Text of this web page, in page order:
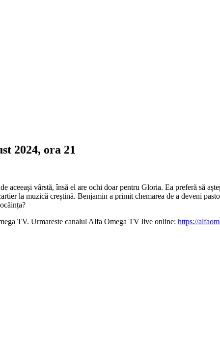
2024, ora 21
aceeași vârstă, însă el are ochi doar pentru Gloria. Ea preferă să
la muzică creștină. Benjamin a primit chemarea de a deveni
TV. Urmareste canalul Alfa Omega TV live online: https://